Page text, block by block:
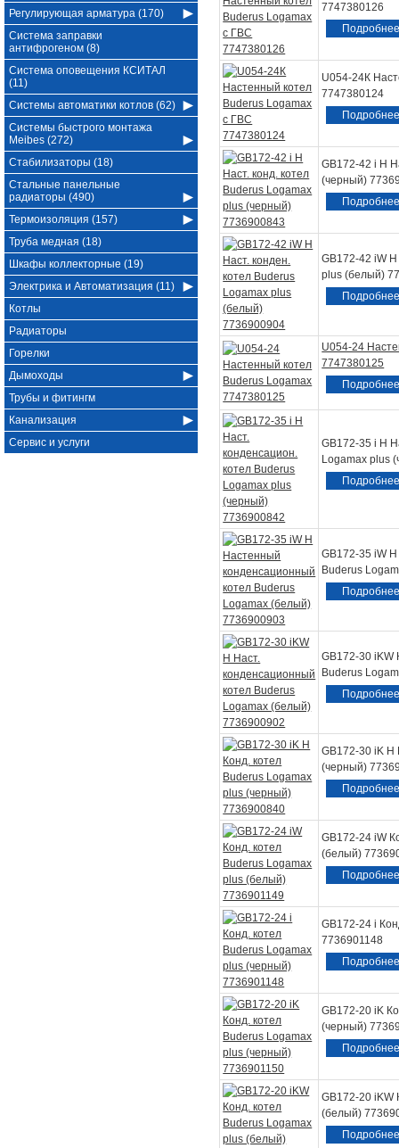
7747380126
Подробнее
U054-24К
7747380124
Подробнее
GB172-42 i H
(черный)
Подробнее
GB172-42 iW
plus (белый)
Подробнее
U054-24
7747380125
Подробнее
GB172-35 i H
Logamax plus
Подробнее
GB172-35 iW
Buderus
Подробнее
GB172-30 iKW
Buderus
Подробнее
GB172-30 iK H
(черный)
Подробнее
GB172-24 iW
(белый)
Подробнее
GB172-24 i
7736901148
Подробнее
GB172-20 iK
(черный)
Подробнее
GB172-20 iKW
(белый)
Подробнее
Регулирующая арматура (170)
Система заправки
антифрогеном (8)
Система оповещения КСИТАЛ
(11)
Системы автоматики котлов (62)
Системы быстрого монтажа
Meibes (272)
Стабилизаторы (18)
Стальные панельные
радиаторы (490)
Термоизоляция (157)
Труба медная (18)
Шкафы коллекторные (19)
Электрика и Автоматизация (11)
Котлы
Радиаторы
Горелки
Дымоходы
Трубы и фитингм
Канализация
Сервис и услуги